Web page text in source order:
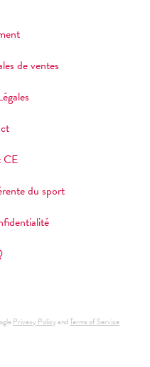
de ventes
du sport
Privacy PolicyandTerms of Service